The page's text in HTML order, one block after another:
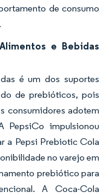
de consumo
e Bebidas
é um dos suportes
de prebióticos, pois
consumidores adotem
PepsiCo impulsionou
a Pepsi Prebiotic Cola
no varejo em
prebiótico para
A Coca-Cola